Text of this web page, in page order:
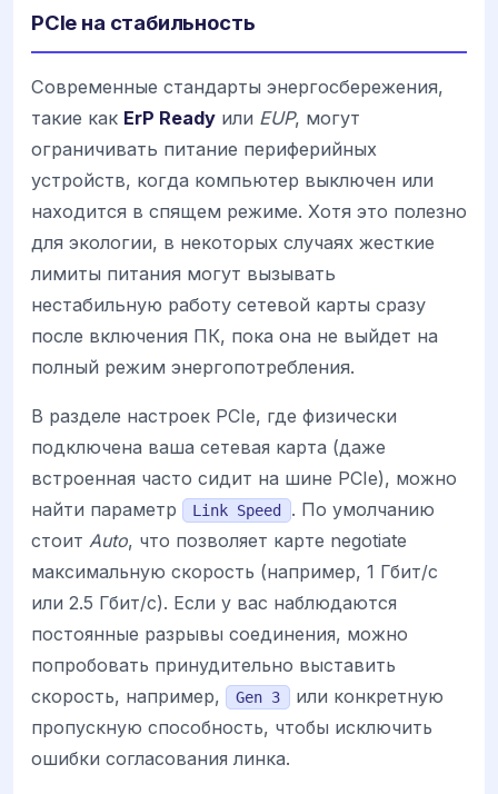
PCIe на стабильность
Современные стандарты энергосбережения,
такие как ErP Ready или EUP, могут
ограничивать питание периферийных
устройств, когда компьютер выключен или
находится в спящем режиме. Хотя это полезно
для экологии, в некоторых случаях жесткие
лимиты питания могут вызывать
нестабильную работу сетевой карты сразу
после включения ПК, пока она не выйдет на
полный режим энергопотребления.
В разделе настроек PCIe, где физически
подключена ваша сетевая карта (даже
встроенная часто сидит на шине PCIe), можно
найти параметр
Link Speed
. По умолчанию
стоит Auto, что позволяет карте negotiate
максимальную скорость (например, 1 Гбит/с
или 2.5 Гбит/с). Если у вас наблюдаются
постоянные разрывы соединения, можно
попробовать принудительно выставить
скорость, например,
Gen 3
или конкретную
пропускную способность, чтобы исключить
ошибки согласования линка.